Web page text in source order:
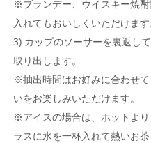
※ブランデー、ウイスキー焼
入れてもおいしくいただけます
3) カップのソーサーを裏返し
取り出します。
※抽出時間はお好みに合わせ
いをお楽しみいただけます。
※アイスの場合は、ホットよ
ラスに氷を一杯入れて熱いお茶